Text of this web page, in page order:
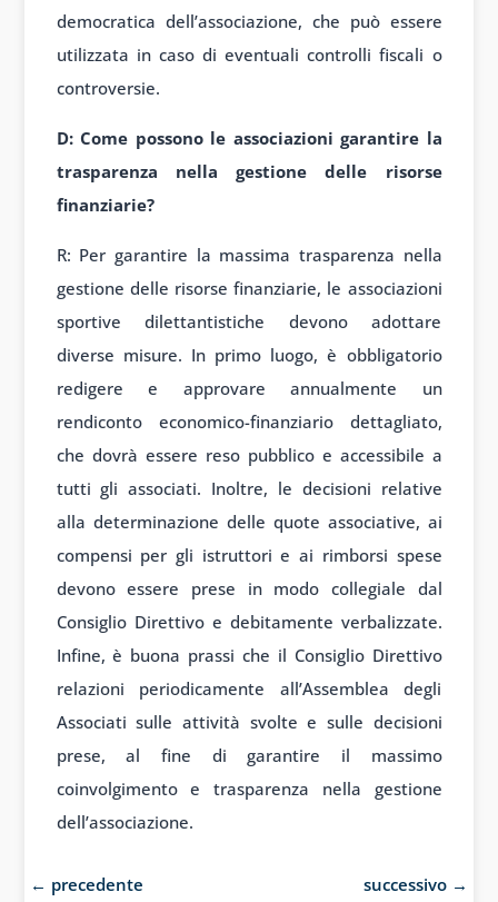
democratica dell’associazione, che può essere
utilizzata in caso di eventuali controlli fiscali o
controversie.
D: Come possono le associazioni garantire la
trasparenza nella gestione delle risorse
finanziarie?
R: Per garantire la massima trasparenza nella
gestione delle risorse finanziarie, le associazioni
sportive dilettantistiche devono adottare
diverse misure. In primo luogo, è obbligatorio
redigere e approvare annualmente un
rendiconto economico-finanziario dettagliato,
che dovrà essere reso pubblico e accessibile a
tutti gli associati. Inoltre, le decisioni relative
alla determinazione delle quote associative, ai
compensi per gli istruttori e ai rimborsi spese
devono essere prese in modo collegiale dal
Consiglio Direttivo e debitamente verbalizzate.
Infine, è buona prassi che il Consiglio Direttivo
relazioni periodicamente all’Assemblea degli
Associati sulle attività svolte e sulle decisioni
prese, al fine di garantire il massimo
coinvolgimento e trasparenza nella gestione
dell’associazione.
← precedente successivo →